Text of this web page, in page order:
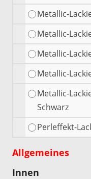
Metallic-
Metallic-
Metallic-
Metallic-
Metallic-
Schwarz
Perleffekt-
Allgemeines
Innen